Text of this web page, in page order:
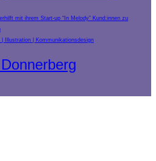
mit ihrem Start-up “In Melody” Kund:innen zu
Illustration Kommunikationsdesign